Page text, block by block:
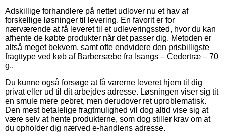
Adskillige forhandlere på nettet udlover nu et hav af
forskellige løsninger til levering. En favorit er for
nærværende at få leveret til et udleveringssted, hvor du kan
afhente de købte produkter når det passer dig. Metoden er
altså meget bekvem, samt ofte endvidere den prisbilligste
fragttype ved køb af Barbersæbe fra Isangs – Cedertræ – 70
g..
Du kunne også forsøge at få varerne leveret hjem til dig
privat eller ud til dit arbejdes adresse. Løsningen viser sig tit
en smule mere pebret, men derudover ret uproblematisk.
Den mest betalelige fragtmulighed vil dog altid vise sig at
være selv at hente produkterne, som dog stiller krav om at
du opholder dig nærved e-handlens adresse.